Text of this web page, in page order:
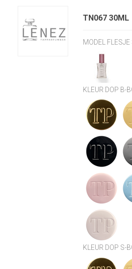
TN067 30ML
MODEL
KLEUR DOP B-
KLEUR DOP S-